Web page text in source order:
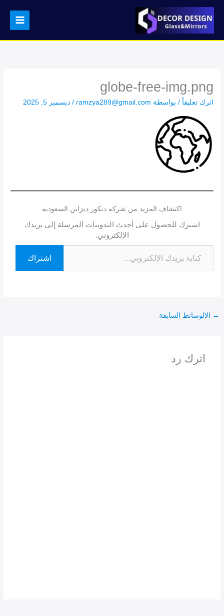
المحتوى
globe-free-img.png
اترك تعليقاً / بواسطة ramzya289@gmail.com
/ديسمبر 5, 2025
اكتشاف المزيد من شركة ديكور ديزاين السعودية
اشترك للحصول على أحدث التدوينات المرسلة إلى بريدك
الإلكتروني.
اشتراك
→ الالوسائط السابقة
اترك رد